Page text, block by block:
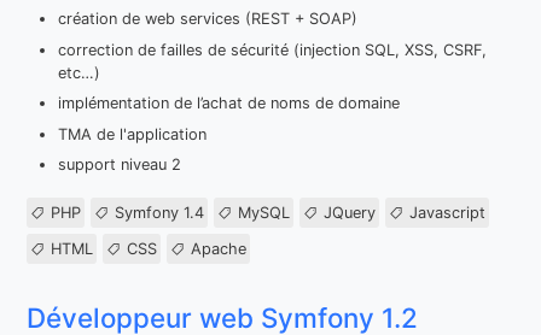
création de web services (REST + SOAP)
correction de failles de sécurité (injection SQL, XSS, CSRF,
etc…)
implémentation de l’achat de noms de domaine
TMA de l'application
support niveau 2
PHP Symfony 1.4 MySQL JQuery
Javascript
HTML
CSS Apache
Développeur web Symfony 1.2